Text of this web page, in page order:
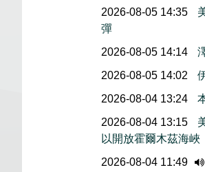
2026-08-05 14:35
彈
2026-08-05 14:14
2026-08-05 14:02
2026-08-04 13:24
2026-08-04 13:15
以開放霍爾木茲海峽
2026-08-04 11:49